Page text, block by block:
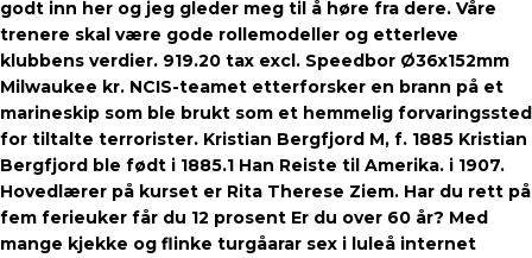
godt inn her og jeg gleder meg til å høre fra dere. Våre
trenere skal være gode rollemodeller og etterleve
klubbens verdier. 919.20 tax excl. Speedbor Ø36x152mm
Milwaukee kr. NCIS-teamet etterforsker en brann på et
marineskip som ble brukt som et hemmelig forvaringssted
for tiltalte terrorister. Kristian Bergfjord M, f. 1885 Kristian
Bergfjord ble født i 1885.1 Han Reiste til Amerika. i 1907.
Hovedlærer på kurset er Rita Therese Ziem. Har du rett på
fem ferieuker får du 12 prosent Er du over 60 år? Med
mange kjekke og flinke turgåarar sex i luleå internet